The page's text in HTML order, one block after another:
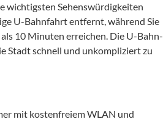
wichtigsten Sehenswürdigkeiten
U-Bahnfahrt entfernt, während Sie
10 Minuten erreichen. Die U-Bahn-
Stadt schnell und unkompliziert zu
mit kostenfreiem WLAN und